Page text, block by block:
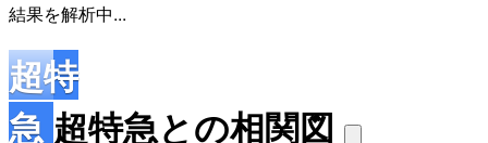
結果を解析中...
超特
急 超特急との相関図